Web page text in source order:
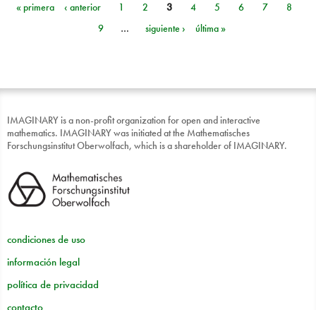
Páginas
« primera ‹ anterior 1 2 3 4 5 6 7
8
9
… siguiente › última »
IMAGINARY is a non-profit organization for open and interactive
mathematics. IMAGINARY was initiated at the Mathematisches
Forschungsinstitut Oberwolfach, which is a shareholder of IMAGINARY.
condiciones de uso
información legal
política de privacidad